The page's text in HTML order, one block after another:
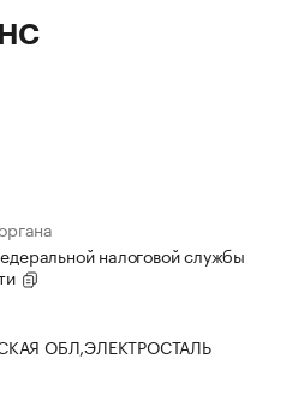
налоговой службы
ОБЛ,ЭЛЕКТРОСТАЛЬ